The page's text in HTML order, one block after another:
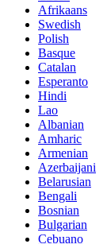
Afrikaans
Swedish
Polish
Basque
Catalan
Esperanto
Hindi
Lao
Albanian
Amharic
Armenian
Azerbaijani
Belarusian
Bengali
Bosnian
Bulgarian
Cebuano